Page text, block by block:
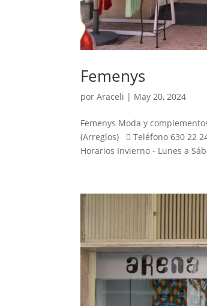
Femenys
porAraceli | May 20, 2024
Femenys Moda y
(Arreglos)  Teléfono 630 22
Horarios Invierno - Lunes a